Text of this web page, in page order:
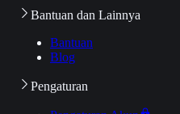
Bantuan dan Lainnya
Bantuan
Blog
Pengaturan